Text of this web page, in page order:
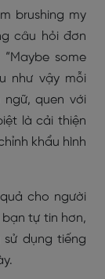
brushing my
câu hỏi đơn
some
như vậy mỗi
quen với
là cải thiện
khẩu hình
cho người
tự tin hơn,
dụng tiếng